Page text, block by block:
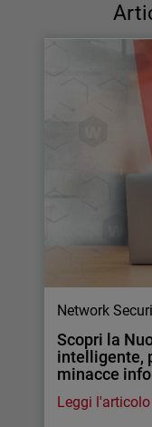
Network
Scopri la
intelligente,
minacce
Leggi l'articolo